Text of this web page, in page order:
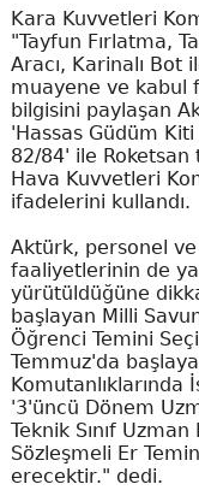
Kara Kuvvetleri
"Tayfun Fırlatma,
Aracı, Karinalı Bot
muayene ve kabul
bilgisini paylaşan
'Hassas Güdüm
82/84' ile Roketsan
Hava Kuvvetleri
ifadelerini kullandı.
Aktürk, personel
faaliyetlerinin de
yürütüldüğüne
başlayan Milli
Öğrenci Temini
Temmuz'da
Komutanlıklarında
'3'üncü Dönem
Teknik Sınıf
Sözleşmeli Er
erecektir." dedi.